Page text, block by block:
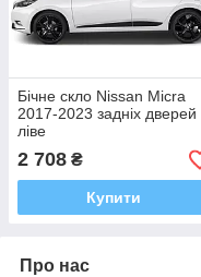
Бічне скло Nissan Micra
2017-2023 задніх дверей
ліве
2 708 ₴
Купити
Про нас